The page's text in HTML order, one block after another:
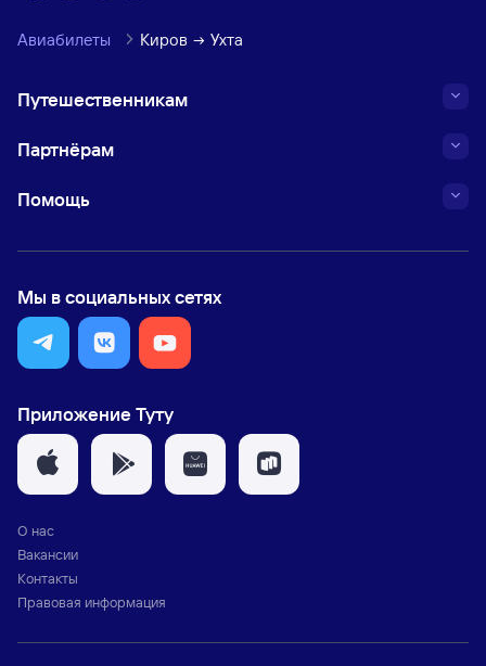
Авиабилеты Киров Ухта
Путешественникам
Партнёрам
Помощь
Мы в социальных сетях
Приложение Туту
О нас
Вакансии
Контакты
Правовая информация